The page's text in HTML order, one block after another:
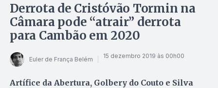
Derrota de Cristóvão Tormin na
Câmara pode “atrair” derrota
para Cambão em 2020
Euler de França Belém 15 dezembro 2019 às 00h00
Artífice da Abertura, Golbery do Couto e Silva